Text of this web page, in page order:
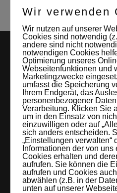
LEIPZIGS MIETSTUDIO
Hier lassen sich Foto- und
entspannter Loftatmosphäre
braucht: Technik, Platz, Couch
Wir verwenden
Wir nutzen auf unserer
Cookies sind notwendig
andere sind nicht
notwendigen Cookies
Optimierung unseres
Webseitenfunktionen und
Marketingzwecke
umfasst die Speicherung
Ihrem Endgerät, das
personenbezogener
Verarbeitung. Klicken Sie
um in den Einsatz von
einzuwilligen oder auf
sich anders entscheiden.
„Einstellungen verwalten“
Informationen der von
Cookies erhalten und
aufrufen. Sie können die
aufrufen und Cookies
abwählen (z.B. in der
unten auf unserer